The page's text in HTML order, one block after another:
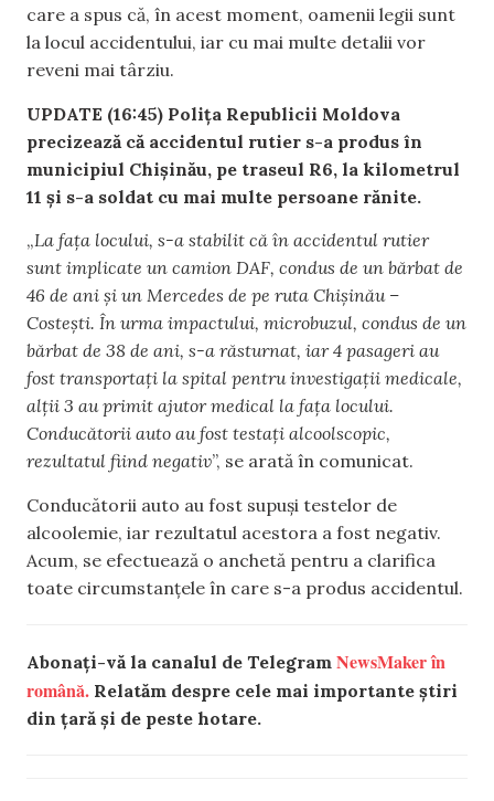
care a spus că, în acest moment, oamenii legii sunt
la locul accidentului, iar cu mai multe detalii vor
reveni mai târziu.
UPDATE (16:45) Polița Republicii Moldova
precizează că accidentul rutier s-a produs în
municipiul Chișinău, pe traseul R6, la kilometrul
11 și s-a soldat cu mai multe persoane rănite.
„La fața locului, s-a stabilit că în accidentul rutier
sunt implicate un camion DAF, condus de un bărbat de
46 de ani și un Mercedes de pe ruta Chișinău –
Costești. În urma impactului, microbuzul, condus de un
bărbat de 38 de ani, s-a răsturnat, iar 4 pasageri au
fost transportați la spital pentru investigații medicale,
alții 3 au primit ajutor medical la fața locului.
Conducătorii auto au fost testați alcoolscopic,
rezultatul fiind negativ”, se arată în comunicat.
Conducătorii auto au fost supuși testelor de
alcoolemie, iar rezultatul acestora a fost negativ.
Acum, se efectuează o anchetă pentru a clarifica
toate circumstanțele în care s-a produs accidentul.
Abonați-vă la canalul de Telegram NewsMaker în
română. Relatăm despre cele mai importante știri
din țară și de peste hotare.